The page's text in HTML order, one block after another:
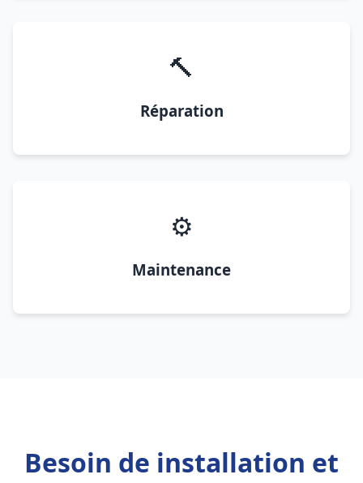
🔨
Réparation
⚙️
Maintenance
Besoin de installation et